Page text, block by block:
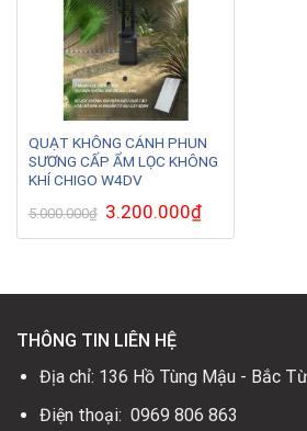
QUẠT KHÔNG CÁNH PHUN
SƯƠNG CẤP ẨM LỌC KHÔNG
KHÍ CHIGO W4DV
5.000.000₫ Giá
gốc
là:
3.200.000₫Giá
hiện
tại
THÔNG TIN LIÊN HỆ
Địa chỉ: 136 Hồ Tùng Mậu - Bắc
Điện thoại: 0969 806 863